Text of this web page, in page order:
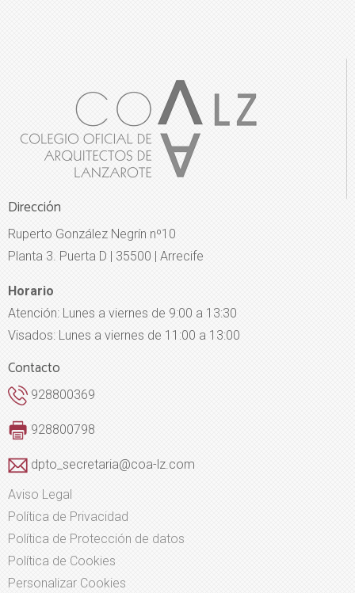
Dirección
Ruperto González Negrín nº10
Planta 3. Puerta D | 35500 | Arrecife
Horario
Atención: Lunes a viernes de 9:00 a 13:30
Visados: Lunes a viernes de 11:00 a 13:00
Contacto
928800369
928800798
dpto_secretaria@coa-lz.com
Aviso Legal
Política de Privacidad
Política de Protección de datos
Política de Cookies
Personalizar Cookies